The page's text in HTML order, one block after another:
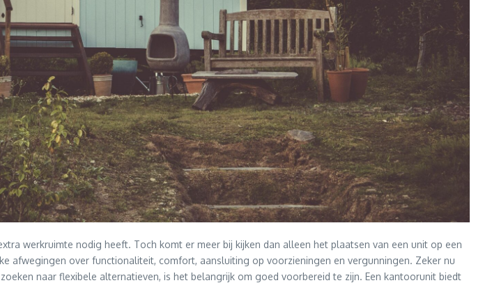
werkruimte nodig heeft. Toch komt er meer bij kijken dan alleen het plaatsen van een unit op een
afwegingen over functionaliteit, comfort, aansluiting op voorzieningen en vergunningen. Zeker nu
naar flexibele alternatieven, is het belangrijk om goed voorbereid te zijn. Een kantoorunit biedt